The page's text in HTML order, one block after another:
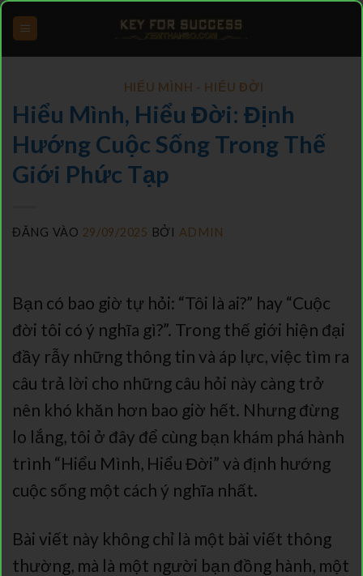
Bỏ
qua
HIỂU MÌNH - HIỂU ĐỜI
Hiểu Mình, Hiểu Đời: Định
Hướng Cuộc Sống Trong Thế
Giới Phức Tạp
ĐĂNG VÀO 29/09/2025 BỞI ADMIN
Bạn có bao giờ tự hỏi: “Tôi là ai?” hay “Cuộc
đời tôi có ý nghĩa gì?”. Trong thế giới hiện đại
đầy rẫy những thông tin và áp lực, việc tìm ra
câu trả lời cho những câu hỏi này càng trở
nên khó khăn hơn bao giờ hết. Nhưng đừng
lo lắng, tôi ở đây để cùng bạn khám phá hành
trình “Hiểu Mình, Hiểu Đời” và định hướng
cuộc sống một cách ý nghĩa nhất.
Bài viết này không chỉ là một bài viết thông
thường, mà là một người bạn đồng hành, một